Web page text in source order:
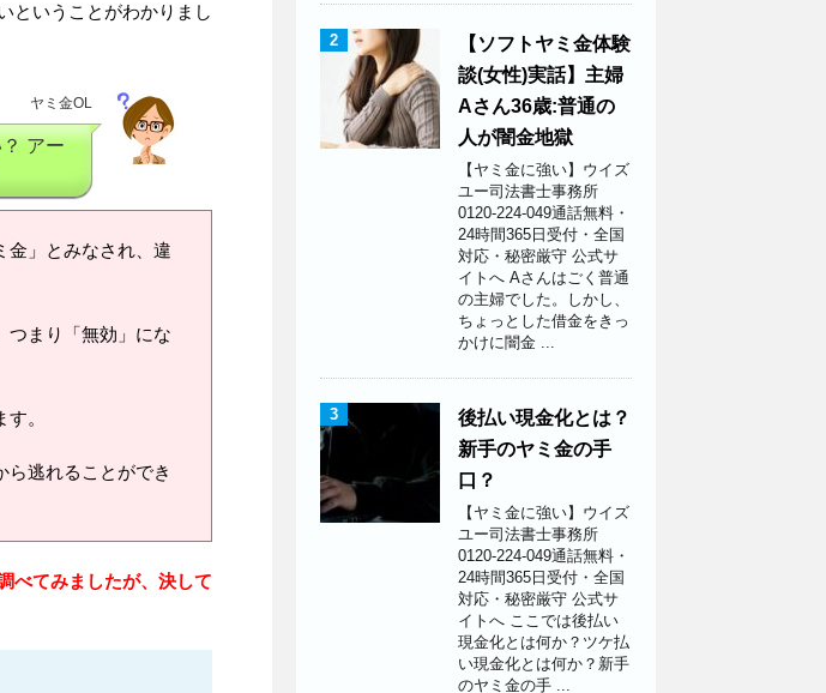
ということがわかりまし
ヤミ金OL
アー
金」とみなされ、違
つまり「無効」にな
。
逃れることができ
べてみましたが、決して
2
【ソフトヤミ金体験
談(女性)実話】主婦
Aさん36歳:普通の
人が闇金地獄
【ヤミ金に強い】ウイズ
ユー司法書士事務所
0120-224-049通話無料・
24時間365日受付・全国
対応・秘密厳守 公式サ
イトへ Aさんはごく普通
の主婦でした。しかし、
ちょっとした借金をきっ
かけに闇金 ...
3
後払い現金化とは？
新手のヤミ金の手
口？
【ヤミ金に強い】ウイズ
ユー司法書士事務所
0120-224-049通話無料・
24時間365日受付・全国
対応・秘密厳守 公式サ
イトへ ここでは後払い
現金化とは何か？ツケ払
い現金化とは何か？新手
のヤミ金の手 ...